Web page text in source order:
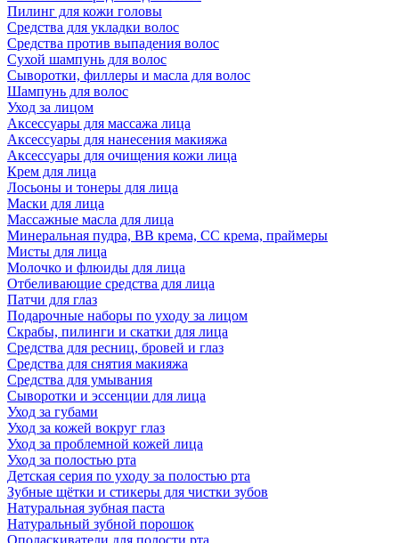
Пилинг для кожи головы
Средства для укладки волос
Средства против выпадения волос
Сухой шампунь для волос
Сыворотки, филлеры и масла для волос
Шампунь для волос
Уход за лицом
Аксессуары для массажа лица
Аксессуары для нанесения макияжа
Аксессуары для очищения кожи лица
Крем для лица
Лосьоны и тонеры для лица
Маски для лица
Массажные масла для лица
Минеральная пудра, BB крема, СС крема, праймеры
Мисты для лица
Молочко и флюиды для лица
Отбеливающие средства для лица
Патчи для глаз
Подарочные наборы по уходу за лицом
Скрабы, пилинги и скатки для лица
Средства для ресниц, бровей и глаз
Средства для снятия макияжа
Средства для умывания
Сыворотки и эссенции для лица
Уход за губами
Уход за кожей вокруг глаз
Уход за проблемной кожей лица
Уход за полостью рта
Детская серия по уходу за полостью рта
Зубные щётки и стикеры для чистки зубов
Натуральная зубная паста
Натуральный зубной порошок
Ополаскиватели для полости рта